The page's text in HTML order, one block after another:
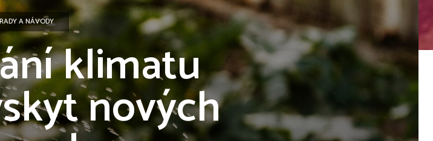
RADY A NÁVODY
klimatu
nových